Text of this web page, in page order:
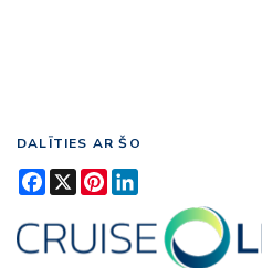
DALĪTIES AR ŠO
Facebook
X Pinterest